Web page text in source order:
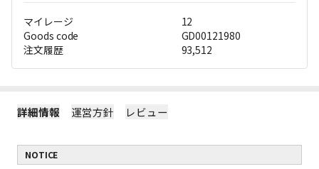
マイレージ
12
Goods code
GD00121980
注文履歴
93,512
詳細情報 運営方針 レビュー
NOTICE